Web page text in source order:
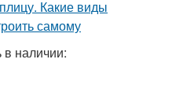
в наличии: